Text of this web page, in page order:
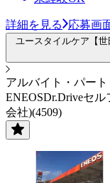
詳細を見る 応募画
ユースタイルケア【
アルバイト・パート
ENEOSDr.Driveセ
会社)(4509)